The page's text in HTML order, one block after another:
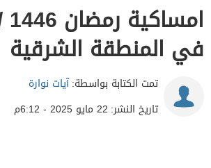
في المنطقة الشرقية
تمت الكتابة بواسطة:آيات نوارة
تاريخ النشر: 22 مايو 2025 - 6:12م